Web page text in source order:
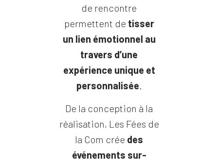
de rencontre
permettent de tisser
un lien émotionnel au
travers d’une
expérience unique et
personnalisée.
De la conception à la
réalisation, Les Fées de
la Com crée des
événements sur-